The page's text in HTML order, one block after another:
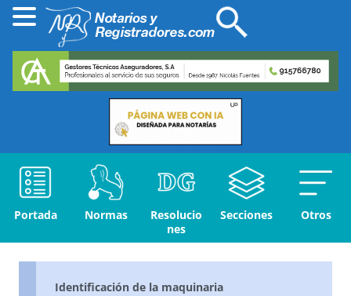
Portada Normas
Resolucio
nes
Secciones Otros
Identificación de la maquinaria